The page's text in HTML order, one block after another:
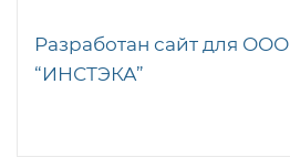
Разработан сайт для ООО
“ИНСТЭКА”